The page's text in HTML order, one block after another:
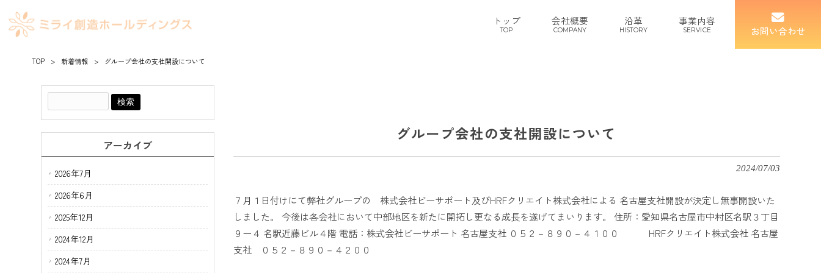
トップ
TOP
会社概要
COMPANY
沿革
HISTORY
事業内容
SERVICE お問い合わせ
TOP > 新着情報 > グループ会社の支社開設について
グループ会社の支社開設について
2024/07/03
７月１日付けにて弊社グループの 株式会社ビーサポート及びHRFクリエイト株式会社による 名古屋支社開設が決定し無事開設いた
しました。 今後は各会社において中部地区を新たに開拓し更なる成長を遂げてまいります。 住所：愛知県名古屋市中村区名駅３丁目
９ー４ 名駅近藤ビル４階 電話：株式会社ビーサポート 名古屋支社 ０５２－８９０－４１００ HRFクリエイト株式会社 名古屋
支社 ０５２－８９０－４２００
アーカイブ
2026年7月
2026年6月
2025年12月
2024年12月
2024年7月